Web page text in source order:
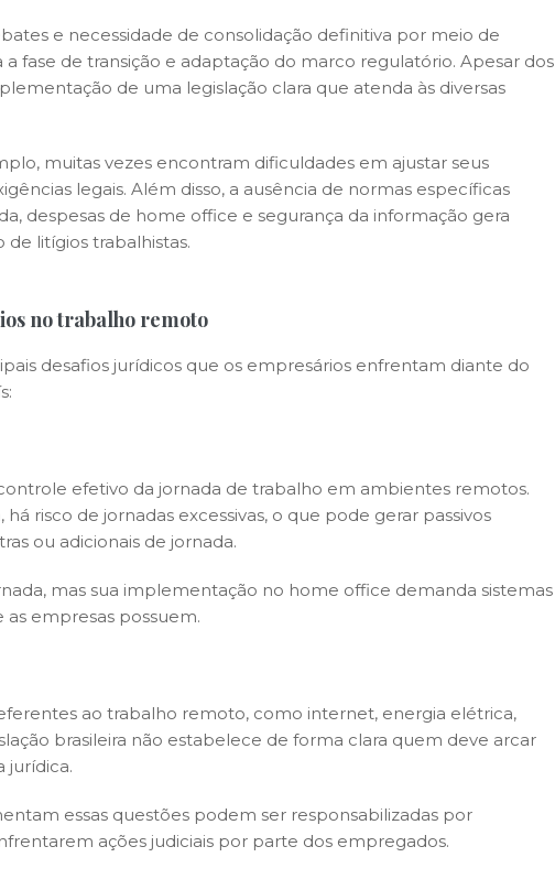
e necessidade de consolidação definitiva por meio de
fase de transição e adaptação do marco regulatório. Apesar dos
de uma legislação clara que atenda às diversas
muitas vezes encontram dificuldades em ajustar seus
legais. Além disso, a ausência de normas específicas
despesas de home office e segurança da informação gera
de litígios trabalhistas.
no trabalho remoto
desafios jurídicos que os empresários enfrentam diante do
efetivo da jornada de trabalho em ambientes remotos.
risco de jornadas excessivas, o que pode gerar passivos
ou adicionais de jornada.
mas sua implementação no home office demanda sistemas
empresas possuem.
ao trabalho remoto, como internet, energia elétrica,
brasileira não estabelece de forma clara quem deve arcar
jurídica.
essas questões podem ser responsabilizadas por
ações judiciais por parte dos empregados.